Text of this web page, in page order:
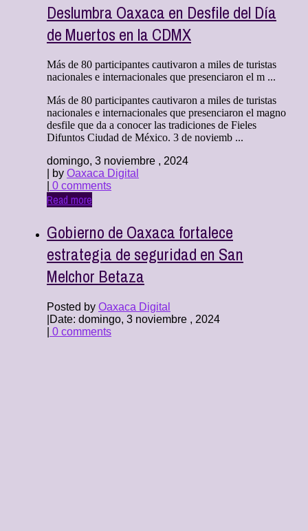
Deslumbra Oaxaca en Desfile del Día
de Muertos en la CDMX
Más de 80 participantes cautivaron a miles de turistas
nacionales e internacionales que presenciaron el m ...
Más de 80 participantes cautivaron a miles de turistas
nacionales e internacionales que presenciaron el magno
desfile que da a conocer las tradiciones de Fieles
Difuntos Ciudad de México. 3 de noviemb ...
domingo, 3 noviembre , 2024
| by Oaxaca Digital
0 comments
Read more
Gobierno de Oaxaca fortalece
estrategia de seguridad en San
Melchor Betaza
Posted by Oaxaca Digital
Date: domingo, 3 noviembre , 2024
0 comments